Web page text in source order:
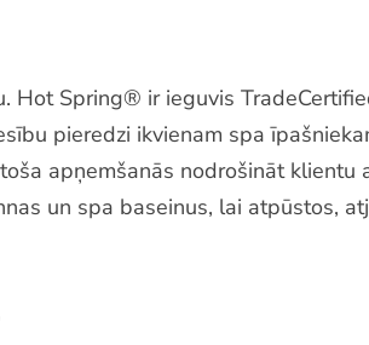
Hot Spring® ir ieguvis
pieredzi ikvienam spa
apņemšanās nodrošināt klientu
un spa baseinus, lai atpūstos,